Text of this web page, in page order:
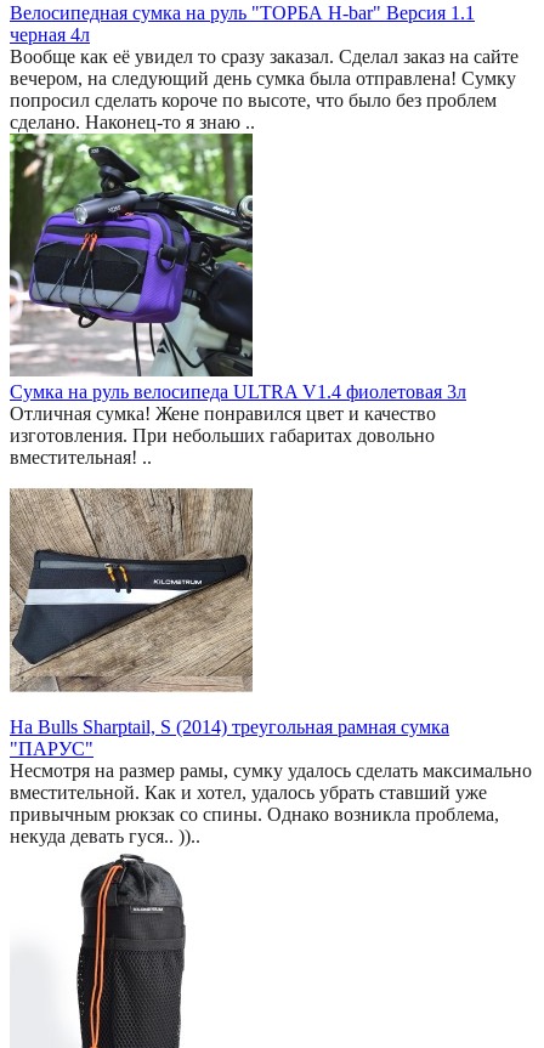
Велосипедная сумка на руль "ТОРБА H-bar" Версия 1.1
черная 4л
Вообще как её увидел то сразу заказал. Сделал заказ на сайте
вечером, на следующий день сумка была отправлена! Сумку
попросил сделать короче по высоте, что было без проблем
сделано. Наконец-то я знаю ..
Сумка на руль велосипеда ULTRA V1.4 фиолетовая 3л
Отличная сумка! Жене понравился цвет и качество
изготовления. При небольших габаритах довольно
вместительная! ..
На Bulls Sharptail, S (2014) треугольная рамная сумка
"ПАРУС"
Несмотря на размер рамы, сумку удалось сделать максимально
вместительной. Как и хотел, удалось убрать ставший уже
привычным рюкзак со спины. Однако возникла проблема,
некуда девать гуся.. ))..